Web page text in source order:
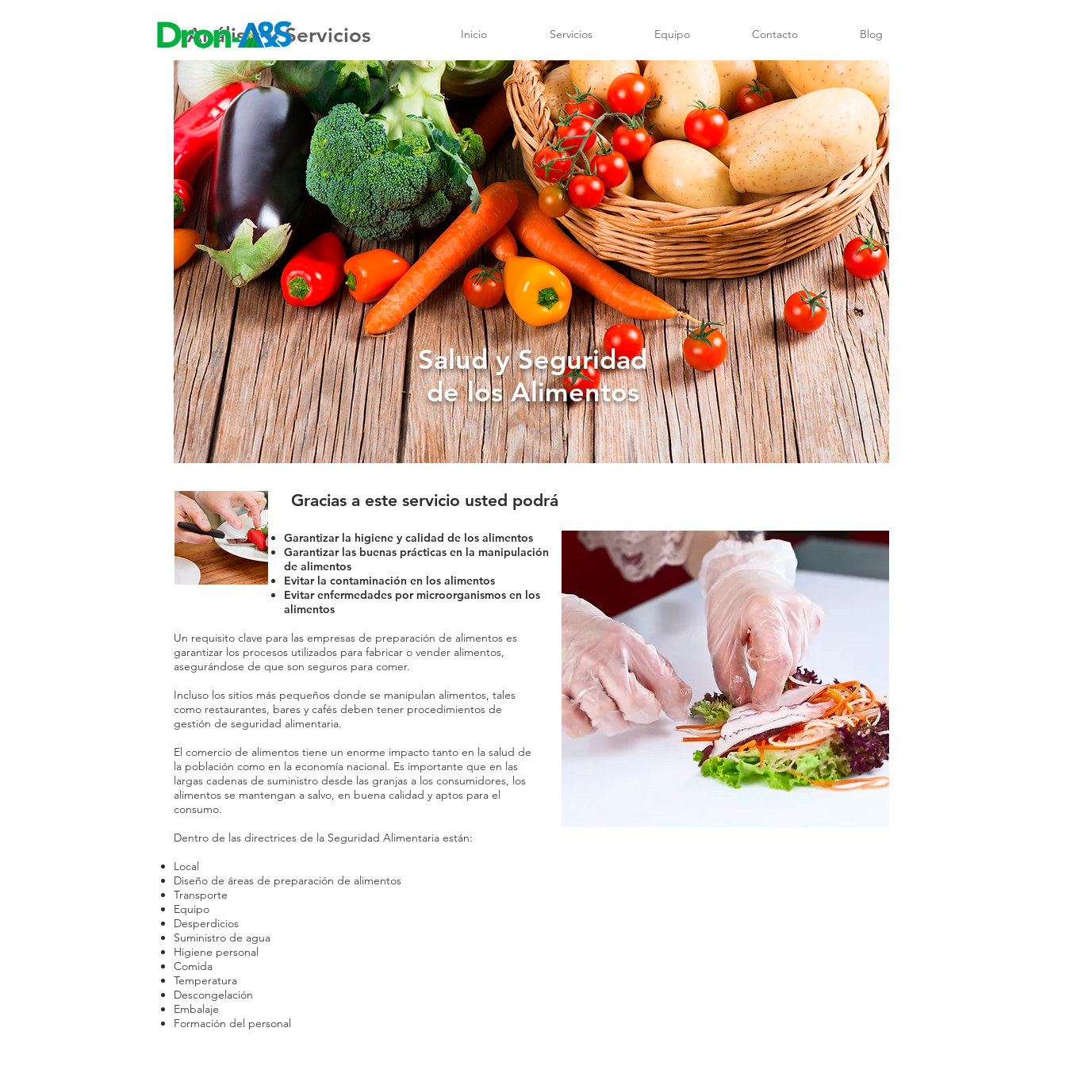
Inicio Servicios Equipo Contacto Blog
Análisis y Servicios
Salud y Seguridad
de los Alimentos
Un requisito clave para las empresas de preparación de alimentos es
garantizar los procesos utilizados para fabricar o vender alimentos,
asegurándose de que son seguros para comer.
Incluso los sitios más pequeños donde se manipulan alimentos, tales
como restaurantes, bares y cafés deben tener procedimientos de
gestión de seguridad alimentaria.
El comercio de alimentos tiene un enorme impacto tanto en la salud de
la población como en la economía nacional. Es importante que en las
largas cadenas de suministro desde las granjas a los consumidores, los
alimentos se mantengan a salvo, en buena calidad y aptos para el
consumo.​
Dentro de las directrices de la Seguridad Alimentaria están:
Local
Diseño de áreas de preparación de alimentos
Transporte
Equipo
Desperdicios
Suministro de agua
Higiene personal
Comida
Temperatura
Descongelación
Embalaje
Formación del personal
Gracias a este servicio usted podrá
Garantizar la higiene y calidad de los alimentos
Garantizar las buenas prácticas en la manipulación
de alimentos
Evitar la contaminación en los alimentos
Evitar enfermedades por microorganismos en los
alimentos